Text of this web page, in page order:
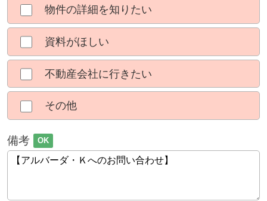
物件の詳細を知りたい
資料がほしい
不動産会社に行きたい
その他
備考 OK